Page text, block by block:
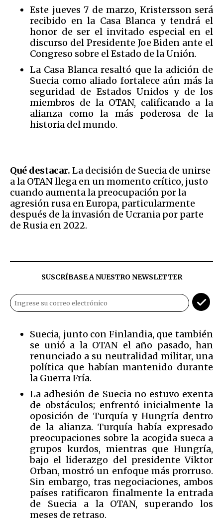
Este jueves 7 de marzo, Kristersson será
recibido en la Casa Blanca y tendrá el
honor de ser el invitado especial en el
discurso del Presidente Joe Biden ante el
Congreso sobre el Estado de la Unión.
La Casa Blanca resaltó que la adición de
Suecia como aliado fortalece aún más la
seguridad de Estados Unidos y de los
miembros de la OTAN, calificando a la
alianza como la más poderosa de la
historia del mundo.
Qué destacar. La decisión de Suecia de unirse
a la OTAN llega en un momento crítico, justo
cuando aumenta la preocupación por la
agresión rusa en Europa, particularmente
después de la invasión de Ucrania por parte
de Rusia en 2022.
SUSCRÍBASE A NUESTRO NEWSLETTER
Suecia, junto con Finlandia, que también
se unió a la OTAN el año pasado, han
renunciado a su neutralidad militar, una
política que habían mantenido durante
la Guerra Fría.
La adhesión de Suecia no estuvo exenta
de obstáculos; enfrentó inicialmente la
oposición de Turquía y Hungría dentro
de la alianza. Turquía había expresado
preocupaciones sobre la acogida sueca a
grupos kurdos, mientras que Hungría,
bajo el liderazgo del presidente Viktor
Orban, mostró un enfoque más prorruso.
Sin embargo, tras negociaciones, ambos
países ratificaron finalmente la entrada
de Suecia a la OTAN, superando los
meses de retraso.